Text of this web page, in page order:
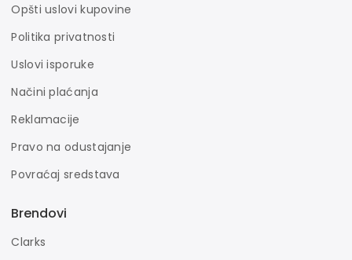
Opšti uslovi kupovine
Politika privatnosti
Uslovi isporuke
Načini plaćanja
Reklamacije
Pravo na odustajanje
Povraćaj sredstava
Brendovi
Clarks